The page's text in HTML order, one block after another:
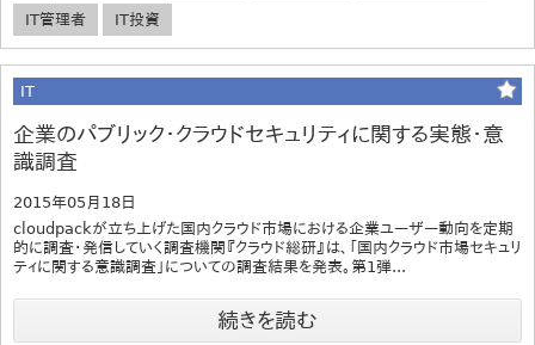
IT管理者 IT投資
IT
企業のパブリック・クラウドセキュリティに関する実態・意
識調査
2015年05月18日
cloudpackが立ち上げた国内クラウド市場における企業ユーザー動向を定期
的に調査・発信していく調査機関『クラウド総研』は、「国内クラウド市場セキュリ
ティに関する意識調査」についての調査結果を発表。第1弾...
続きを読む